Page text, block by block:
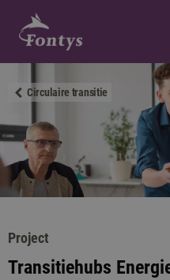
Circulaire transitie
Project
Transitiehubs